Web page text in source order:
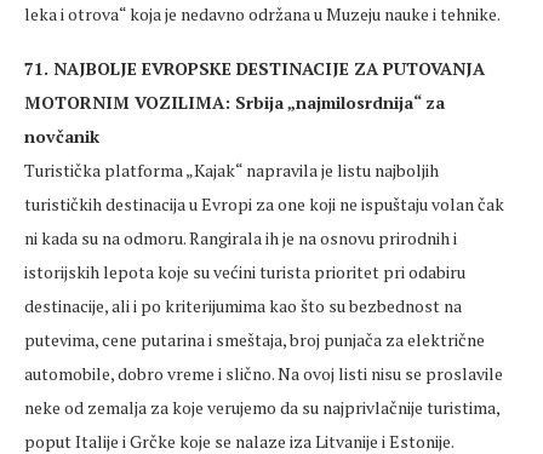
leka i otrova“ koja je nedavno održana u Muzeju nauke i tehnike.
71. NAJBOLJE EVROPSKE DESTINACIJE ZA PUTOVANJA
MOTORNIM VOZILIMA: Srbija „najmilosrdnija“ za
novčanik
Turistička platforma „Kajak“ napravila je listu najboljih
turističkih destinacija u Evropi za one koji ne ispuštaju volan čak
ni kada su na odmoru. Rangirala ih je na osnovu prirodnih i
istorijskih lepota koje su većini turista prioritet pri odabiru
destinacije, ali i po kriterijumima kao što su bezbednost na
putevima, cene putarina i smeštaja, broj punjača za električne
automobile, dobro vreme i slično. Na ovoj listi nisu se proslavile
neke od zemalja za koje verujemo da su najprivlačnije turistima,
poput Italije i Grčke koje se nalaze iza Litvanije i Estonije.